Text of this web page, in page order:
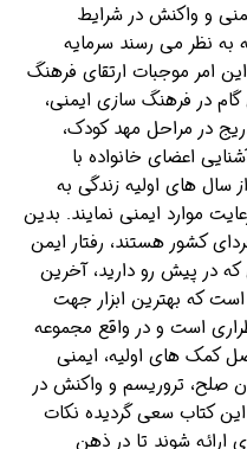
و واکنش در شرایط
به نظر می رسند سرمایه
امر موجبات ارتقای فرهنگ
در فرهنگ سازی ایمنی،
در مراحل مهد کودک،
اعضای خانواده با
های اولیه زندگی به
موارد ایمنی نمایند. بدین
کشور هستند، رفتار ایمن
که در پیش رو دارید، آخرین
که بهترین ابزار جهت
است و در واقع مجموعه
کمک های اولیه، ایمنی
صلح، تروریسم و واکنش در
کتاب سعی گردیده نکات
شوند تا در ذهن